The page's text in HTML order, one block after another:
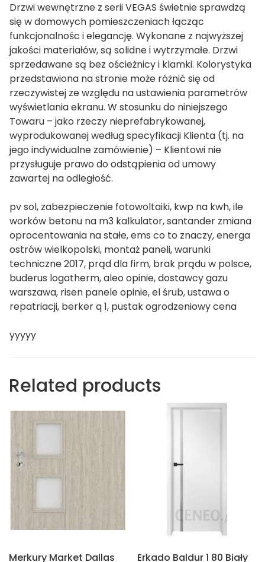
Drzwi wewnętrzne z serii VEGAS świetnie sprawdzą
się w domowych pomieszczeniach łącząc
funkcjonalnośc i elegancję. Wykonane z najwyższej
jakości materiałów, są solidne i wytrzymałe. Drzwi
sprzedawane są bez ościeżnicy i klamki. Kolorystyka
przedstawiona na stronie może różnić się od
rzeczywistej ze względu na ustawienia parametrów
wyświetlania ekranu. W stosunku do niniejszego
Towaru – jako rzeczy nieprefabrykowanej,
wyprodukowanej według specyfikacji Klienta (tj. na
jego indywidualne zamówienie) – Klientowi nie
przysługuje prawo do odstąpienia od umowy
zawartej na odległość.
pv sol, zabezpieczenie fotowoltaiki, kwp na kwh, ile
worków betonu na m3 kalkulator, santander zmiana
oprocentowania na stałe, ems co to znaczy, energa
ostrów wielkopolski, montaż paneli, warunki
techniczne 2017, prąd dla firm, brak prądu w polsce,
buderus logatherm, aleo opinie, dostawcy gazu
warszawa, risen panele opinie, el śrub, ustawa o
repatriacji, berker q 1, pustak ogrodzeniowy cena
yyyyy
Related products
Merkury Market Dallas Erkado Baldur 1 80 Biały